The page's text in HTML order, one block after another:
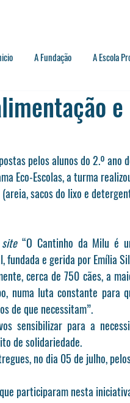
A Fundação A Escola
pelos alunos do 2.º ano
Eco-Escolas, a turma
sacos do lixo e
site “O Cantinho da Milu é
fundada e gerida por Emília
cerca de 750 cães, a
numa luta constante para
de que necessitam”.
sensibilizar para a
de solidariedade.
no dia 05 de julho,
participaram nesta